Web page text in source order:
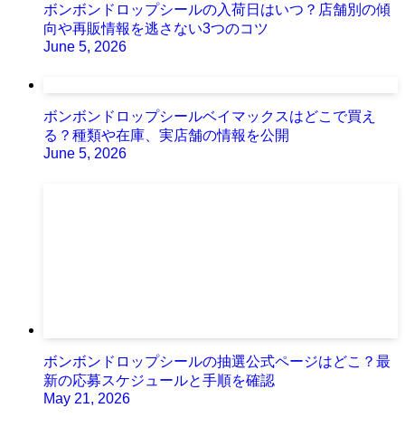
ボンボンドロップシールの入荷日はいつ？店舗別の傾
向や再販情報を逃さない3つのコツ
June 5, 2026
ボンボンドロップシールベイマックスはどこで買え
る？種類や在庫、実店舗の情報を公開
June 5, 2026
ボンボンドロップシールの抽選公式ページはどこ？最
新の応募スケジュールと手順を確認
May 21, 2026